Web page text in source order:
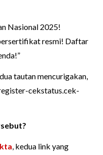
Nasional 2025!
resmi! Daftar
tautan mencurigakan,
cekstatus.cek-
, kedua link yang